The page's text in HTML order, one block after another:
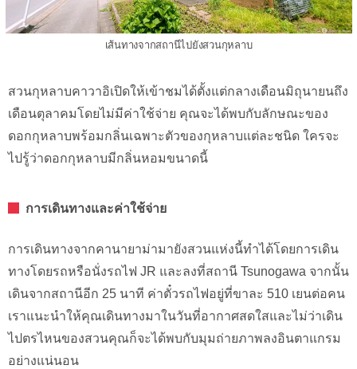
เส้นทางจากสถานีไปยังสวนกุหลาบ
สวนกุหลาบคาวาอิเปิดให้เข้าชมได้ตั้งแต่กลางเดือนมิถุนายนถึง
เดือนตุลาคมโดยไม่มีค่าใช้จ่าย คุณจะได้พบกับลักษณะของ
ดอกกุหลาบพร้อมกลิ่นเฉพาะตัวของกุหลาบแต่ละชนิด ใครจะ
ไปรู้ว่าดอกกุหลาบมีกลิ่นหอมขนาดนี้
การเดินทางและค่าใช้จ่าย
การเดินทางจากคานายาม่ามายังสวนแห่งนี้ทำได้โดยการเดิน
ทางโดยรถหรือนั่งรถไฟ JR และลงที่สถานี Tsunogawa จากนั้น
เดินจากสถานีอีก 25 นาที ค่าตั๋วรถไฟอยู่ที่ขาละ 510 เยนต่อคน
เราแนะนำให้คุณเดินทางมาในวันที่อากาศสดใสและไม่ว่าเดิน
ไปตรไหนของสวนคุณก็จะได้พบกับมุมถ่ายภาพลงอินตาแกรม
อย่างแน่นอน